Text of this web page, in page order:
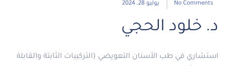
يوليو 28, 2024 No Comments
د. خلود الحجي
استشاري في طب الأسنان التعويضي (التركيبات الثابتة والقابلة